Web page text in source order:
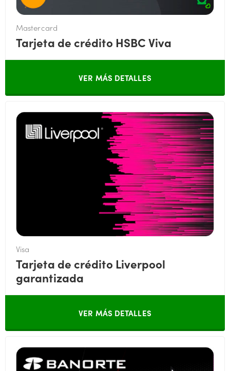
Mastercard
Tarjeta de crédito HSBC Viva
VER MÁS DETALLES
Visa
Tarjeta de crédito Liverpool
garantizada
VER MÁS DETALLES